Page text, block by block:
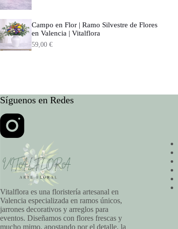
Campo en Flor | Ramo Silvestre de Flores
en Valencia | Vitalflora
59,00€
Síguenos en Redes
Vitalflora es una floristería artesanal en
Valencia especializada en ramos únicos,
jarrones decorativos y arreglos para
eventos. Diseñamos con flores frescas y
mucho mimo, apostando por el detalle, la